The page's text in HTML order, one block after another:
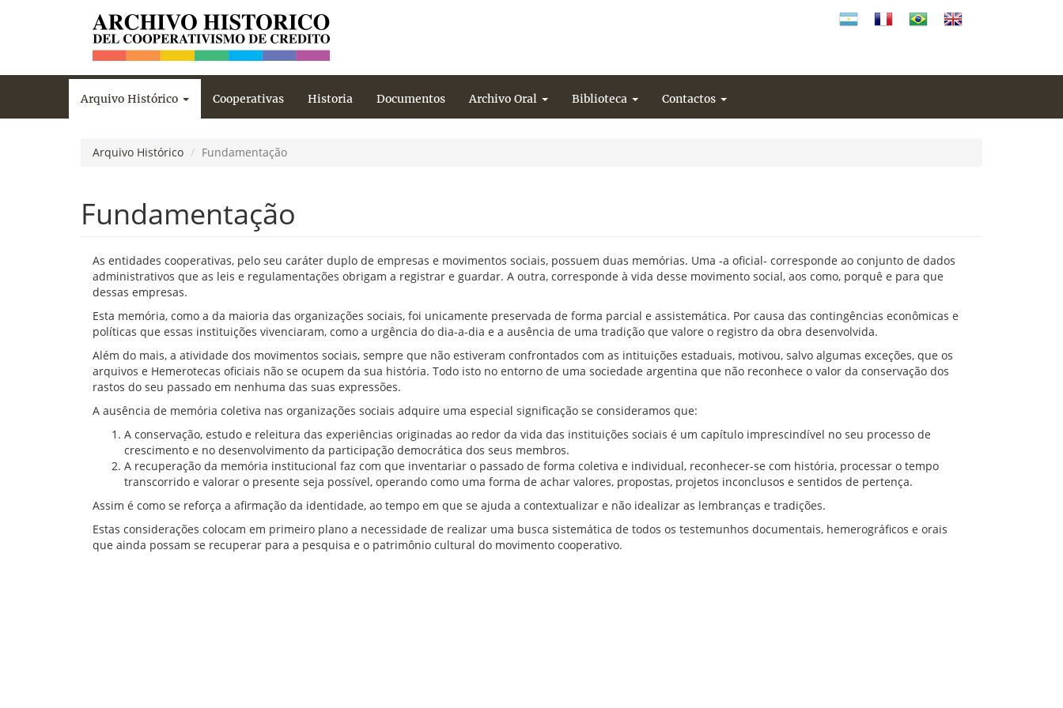
Pasar al contenido principal
Arquivo Histórico Cooperativas Historia Documentos Archivo Oral Biblioteca Contactos
Arquivo Histórico Fundamentação
Fundamentação
As entidades cooperativas, pelo seu caráter duplo de empresas e movimentos sociais, possuem duas memórias. Uma -a oficial- corresponde ao conjunto de dados
administrativos que as leis e regulamentações obrigam a registrar e guardar. A outra, corresponde à vida desse movimento social, aos como, porquê e para que
dessas empresas.
Esta memória, como a da maioria das organizações sociais, foi unicamente preservada de forma parcial e assistemática. Por causa das contingências econômicas e
políticas que essas instituições vivenciaram, como a urgência do dia-a-dia e a ausência de uma tradição que valore o registro da obra desenvolvida.
Além do mais, a atividade dos movimentos sociais, sempre que não estiveram confrontados com as intituições estaduais, motivou, salvo algumas exceções, que os
arquivos e Hemerotecas oficiais não se ocupem da sua história. Todo isto no entorno de uma sociedade argentina que não reconhece o valor da conservação dos
rastos do seu passado em nenhuma das suas expressões.
A ausência de memória coletiva nas organizações sociais adquire uma especial significação se consideramos que:
A conservação, estudo e releitura das experiências originadas ao redor da vida das instituições sociais é um capítulo imprescindível no seu processo de
crescimento e no desenvolvimento da participação democrática dos seus membros.
A recuperação da memória institucional faz com que inventariar o passado de forma coletiva e individual, reconhecer-se com história, processar o tempo
transcorrido e valorar o presente seja possível, operando como uma forma de achar valores, propostas, projetos inconclusos e sentidos de pertença.
Assim é como se reforça a afirmação da identidade, ao tempo em que se ajuda a contextualizar e não idealizar as lembranças e tradições.
Estas considerações colocam em primeiro plano a necessidade de realizar uma busca sistemática de todos os testemunhos documentais, hemerográficos e orais
que ainda possam se recuperar para a pesquisa e o patrimônio cultural do movimento cooperativo.